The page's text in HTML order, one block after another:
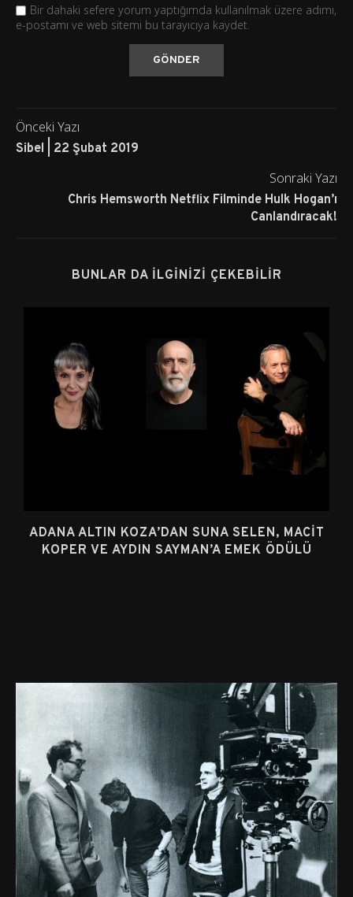
Bir dahaki sefere yorum yaptığımda kullanılmak üzere adımı,
e-postamı ve web sitemi bu tarayıcıya kaydet.
Önceki Yazı
Sibel | 22 Şubat 2019
Sonraki Yazı
Chris Hemsworth Netflix Filminde Hulk Hogan’ı
Canlandıracak!
BUNLAR DA İLGINIZI ÇEKEBILIR
ADANA ALTIN KOZA’DAN SUNA SELEN, MACIT
KOPER VE AYDIN SAYMAN’A EMEK ÖDÜLÜ